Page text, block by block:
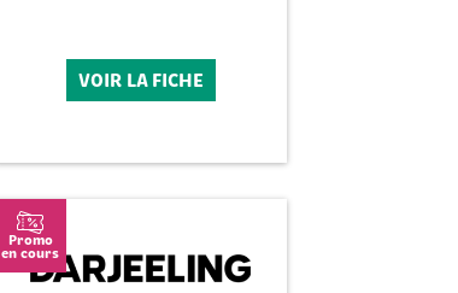
VOIR LA FICHE
Promo
en cours